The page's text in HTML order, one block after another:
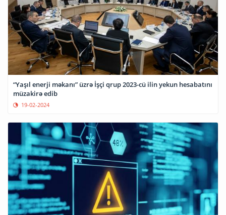
“Yaşıl enerji məkanı” üzrə İşçi qrup 2023-cü ilin yekun hesabatını
müzakirə edib
19-02-2024